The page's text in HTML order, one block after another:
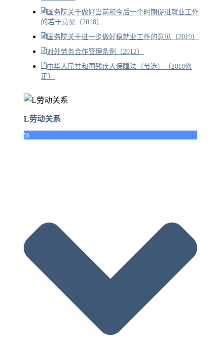
国务院关于做好当前和今后一个时期促进就业工作
的若干意见（2018）
国务院关于进一步做好稳就业工作的意见（2019）
对外劳务合作管理条例（2012）
中华人民共和国残疾人保障法（节选）（2018修
正）
L劳动关系
56